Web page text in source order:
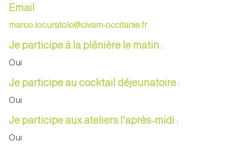
Email
marco.locuratolo@civam-occitanie.fr
Je participe à la plénière le matin :
Oui
Je participe au cocktail déjeunatoire :
Oui
Je participe aux ateliers l'après-midi :
Oui